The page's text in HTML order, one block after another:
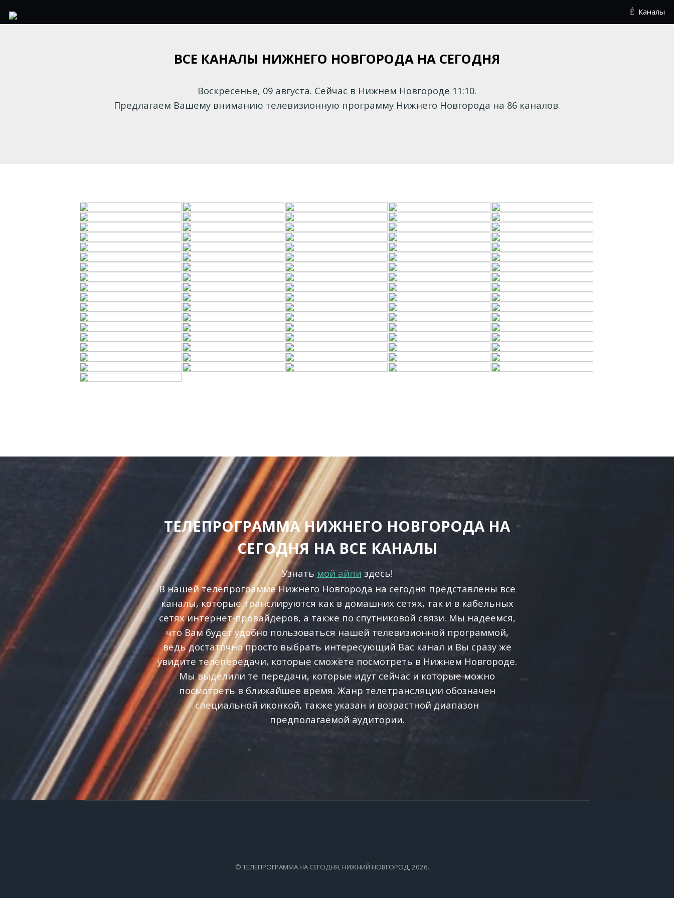
Каналы
ВСЕ КАНАЛЫ НИЖНЕГО НОВГОРОДА НА СЕГОДНЯ
Воскресенье, 09 августа. Сейчас в Нижнем Новгороде 11:10.
Предлагаем Вашему вниманию телевизионную программу Нижнего Новгорода на 86 каналов.
ТЕЛЕПРОГРАММА НИЖНЕГО НОВГОРОДА НА
СЕГОДНЯ НА ВСЕ КАНАЛЫ
Узнать мой айпи здесь!
В нашей телепрограмме Нижнего Новгорода на сегодня представлены все
каналы, которые транслируются как в домашних сетях, так и в кабельных
сетях интернет-провайдеров, а также по спутниковой связи. Мы надеемся,
что Вам будет удобно пользоваться нашей телевизионной программой,
ведь достаточно просто выбрать интересующий Вас канал и Вы сразу же
увидите телепередачи, которые сможете посмотреть в Нижнем Новгороде.
Мы выделили те передачи, которые идут сейчас и которые можно
посмотреть в ближайшее время. Жанр телетрансляции обозначен
специальной иконкой, также указан и возрастной диапазон
предполагаемой аудитории.
© ТЕЛЕПРОГРАММА НА СЕГОДНЯ, НИЖНИЙ НОВГОРОД, 2026.